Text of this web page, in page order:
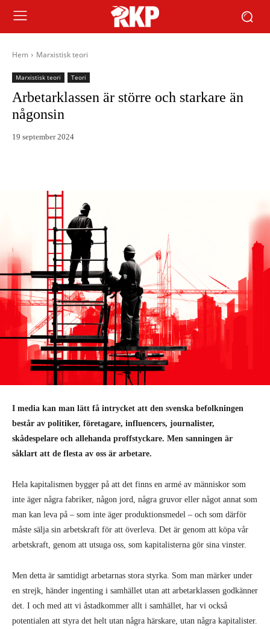
Hem Marxistisk teori
Marxistisk teori Teori
Arbetarklassen är större och starkare än
någonsin
19 september 2024
I media kan man lätt få intrycket att den svenska befolkningen
består av politiker, företagare, influencers, journalister,
skådespelare och allehanda proffstyckare. Men sanningen är
såklart att de flesta av oss är arbetare.
Hela kapitalismen bygger på att det finns en armé av människor som
inte äger några fabriker, någon jord, några gruvor eller något annat som
man kan leva på – som inte äger produktionsmedel – och som därför
måste sälja sin arbetskraft för att överleva. Det är genom att köpa vår
arbetskraft, genom att utsuga oss, som kapitalisterna gör sina vinster.
Men detta är samtidigt arbetarnas stora styrka. Som man märker under
en strejk, händer ingenting i samhället utan att arbetarklassen godkänner
det. I och med att vi åstadkommer allt i samhället, har vi också
potentialen att styra det helt utan några härskare, utan några kapitalister.